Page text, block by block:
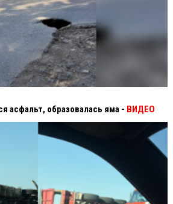
асфальт, образовалась яма - ВИДЕО